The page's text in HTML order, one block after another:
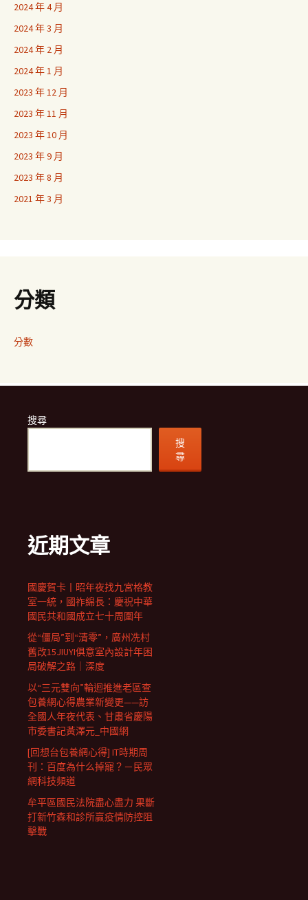
2024 年 4 月
2024 年 3 月
2024 年 2 月
2024 年 1 月
2023 年 12 月
2023 年 11 月
2023 年 10 月
2023 年 9 月
2023 年 8 月
2021 年 3 月
分類
分數
搜尋
搜
尋
近期文章
國慶賀卡丨昭年夜找九宮格教
室一統，國祚綿長：慶祝中華
國民共和國成立七十周圍年
從“僵局”到“清零”，廣州冼村
舊改15JIUYI俱意室內設計年困
局破解之路｜深度
以“三元雙向”輪迴推進老區查
包養網心得農業新變更——訪
全國人年夜代表、甘肅省慶陽
市委書記黃澤元_中國網
[回想台包養網心得] IT時期周
刊：百度為什么掉寵？－民眾
網科技頻道
牟平區國民法院盡心盡力 果斷
打新竹森和診所贏疫情防控阻
擊戰